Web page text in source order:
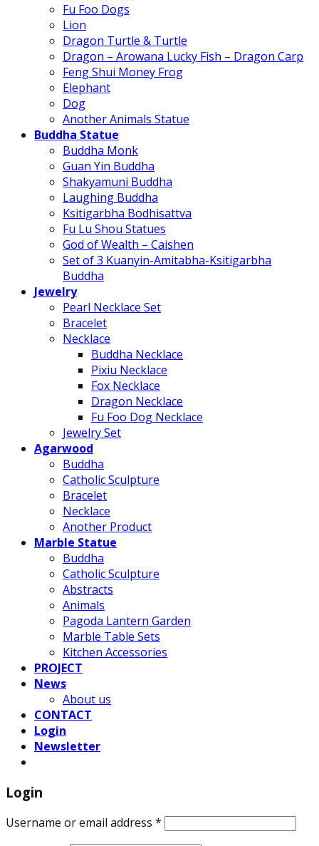
Fu Foo Dogs
Lion
Dragon Turtle & Turtle
Dragon – Arowana Lucky Fish – Dragon Carp
Feng Shui Money Frog
Elephant
Dog
Another Animals Statue
Buddha Statue
Buddha Monk
Guan Yin Buddha
Shakyamuni Buddha
Laughing Buddha
Ksitigarbha Bodhisattva
Fu Lu Shou Statues
God of Wealth – Caishen
Set of 3 Kuanyin-Amitabha-Ksitigarbha
Buddha
Jewelry
Pearl Necklace Set
Bracelet
Necklace
Buddha Necklace
Pixiu Necklace
Fox Necklace
Dragon Necklace
Fu Foo Dog Necklace
Jewelry Set
Agarwood
Buddha
Catholic Sculpture
Bracelet
Necklace
Another Product
Marble Statue
Buddha
Catholic Sculpture
Abstracts
Animals
Pagoda Lantern Garden
Marble Table Sets
Kitchen Accessories
PROJECT
News
About us
CONTACT
Login
Newsletter
Login
Username or email address *